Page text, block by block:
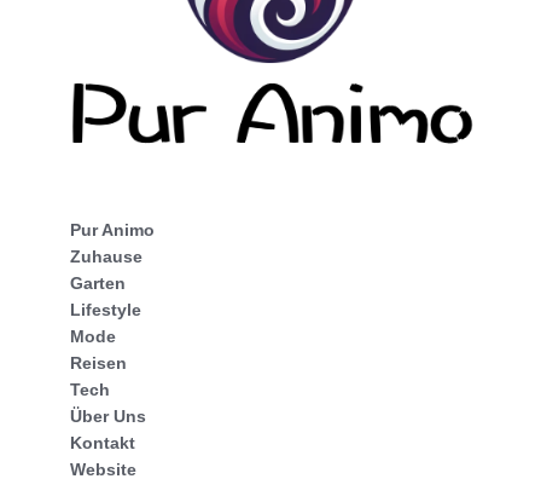
Pur Animo
Zuhause
Garten
Lifestyle
Mode
Reisen
Tech
Über Uns
Kontakt
Website